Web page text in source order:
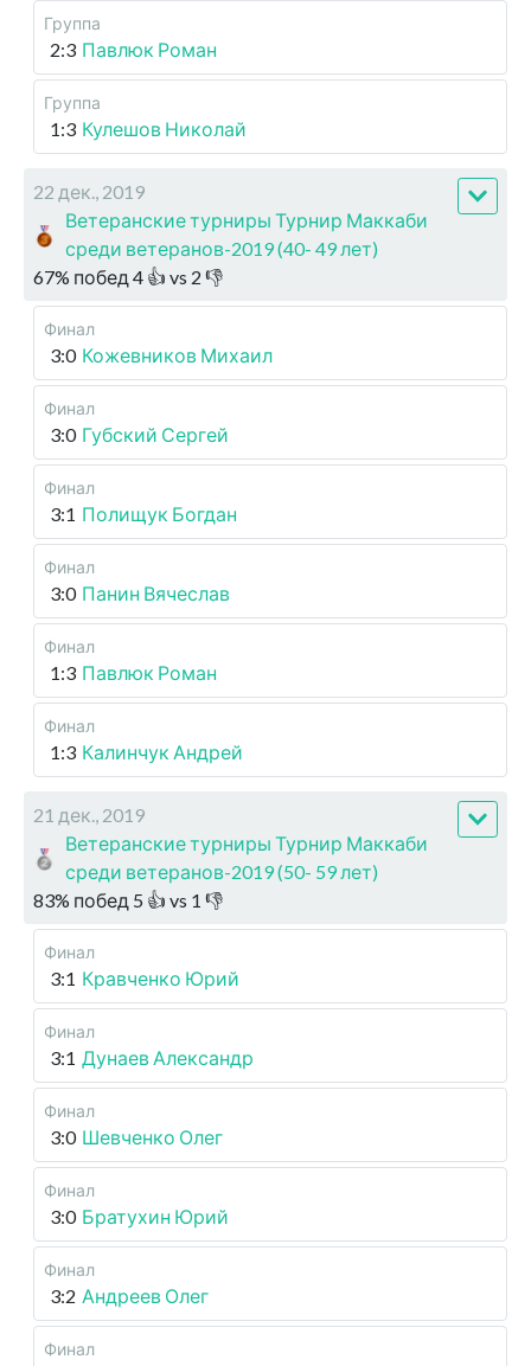
Группа
2:3 Павлюк Роман
Группа
1:3 Кулешов Николай
22 дек., 2019
Ветеранские турниры Турнир Маккаби
среди ветеранов-2019 (40- 49 лет)
67% побед 4 👍 vs 2 👎
Финал
3:0 Кожевников Михаил
Финал
3:0 Губский Сергей
Финал
3:1 Полищук Богдан
Финал
3:0 Панин Вячеслав
Финал
1:3 Павлюк Роман
Финал
1:3 Калинчук Андрей
21 дек., 2019
Ветеранские турниры Турнир Маккаби
среди ветеранов-2019 (50- 59 лет)
83% побед 5 👍 vs 1 👎
Финал
3:1 Кравченко Юрий
Финал
3:1 Дунаев Александр
Финал
3:0 Шевченко Олег
Финал
3:0 Братухин Юрий
Финал
3:2 Андреев Олег
Финал